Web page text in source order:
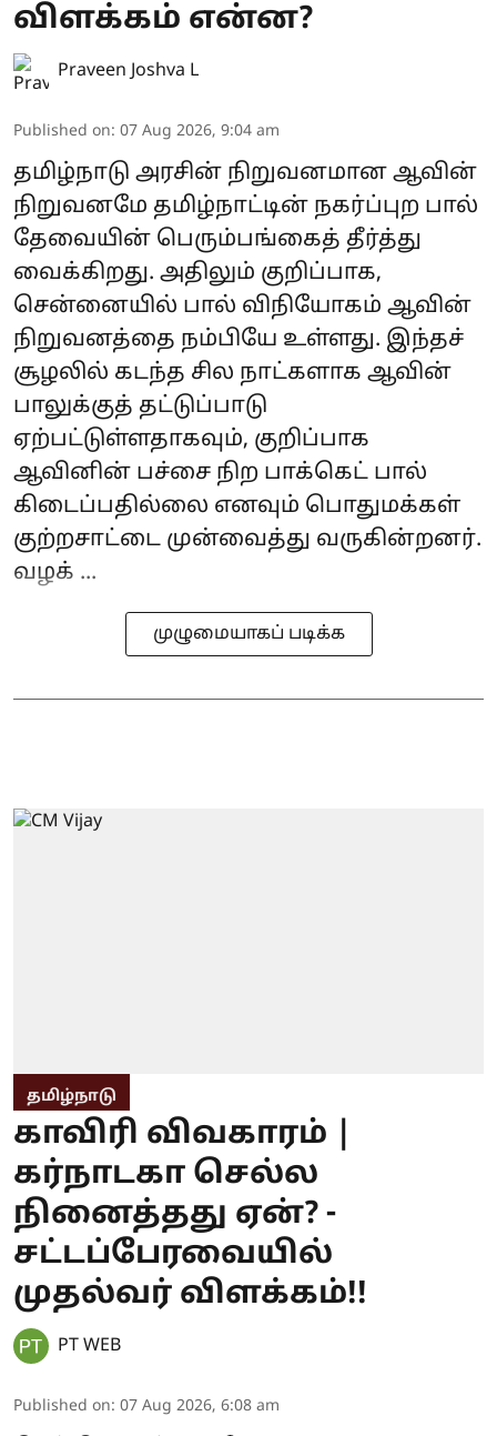
விளக்கம் என்ன?
Praveen Joshva L
Published on: 07 Aug 2026, 9:04 am
தமிழ்நாடு அரசின் நிறுவனமான ஆவின்
நிறுவனமே தமிழ்நாட்டின் நகர்ப்புற பால்
தேவையின் பெரும்பங்கைத் தீர்த்து
வைக்கிறது. அதிலும் குறிப்பாக,
சென்னையில் பால் விநியோகம் ஆவின்
நிறுவனத்தை நம்பியே உள்ளது. இந்தச்
சூழலில் கடந்த சில நாட்களாக ஆவின்
பாலுக்குத் தட்டுப்பாடு
ஏற்பட்டுள்ளதாகவும், குறிப்பாக
ஆவினின் பச்சை நிற‌ பாக்கெட் பால்
கிடைப்பதில்லை எனவும் பொதுமக்கள்
குற்றசாட்டை முன்வைத்து வருகின்றனர்.
வழக் ...
முழுமையாகப் படிக்க
தமிழ்நாடு
காவிரி விவகாரம் |
கர்நாடகா செல்ல
நினைத்தது ஏன்? -
சட்டப்பேரவையில்
முதல்வர் விளக்கம்!!
PT WEB
Published on: 07 Aug 2026, 6:08 am